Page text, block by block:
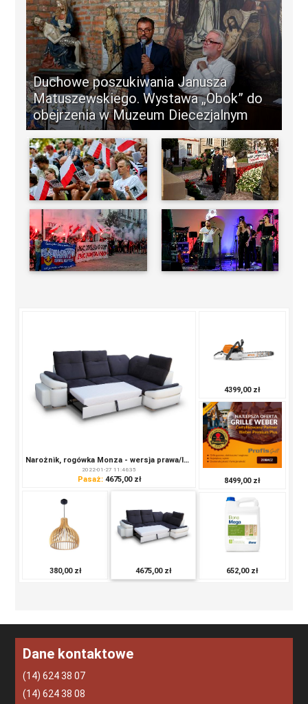
Duchowe poszukiwania Janusza
Matuszewskiego. Wystawa „Obok” do
obejrzenia w Muzeum Diecezjalnym
Narożnik, rogówka Monza - wersja prawa/lewa, różne tkaniny i kolory!
2022-01-27 11:46:35
Pasaż: 4675,00 zł
380,00 zł 4675,00 zł
4399,00 zł
8499,00 zł
652,00 zł
Dane kontaktowe
(14) 624 38 07
(14) 624 38 08